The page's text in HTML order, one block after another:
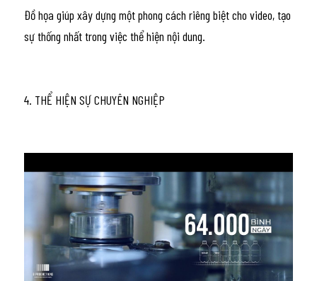
Đồ họa giúp xây dựng một phong cách riêng biệt cho video, tạo
sự thống nhất trong việc thể hiện nội dung.
4. THỂ HIỆN SỰ CHUYÊN NGHIỆP